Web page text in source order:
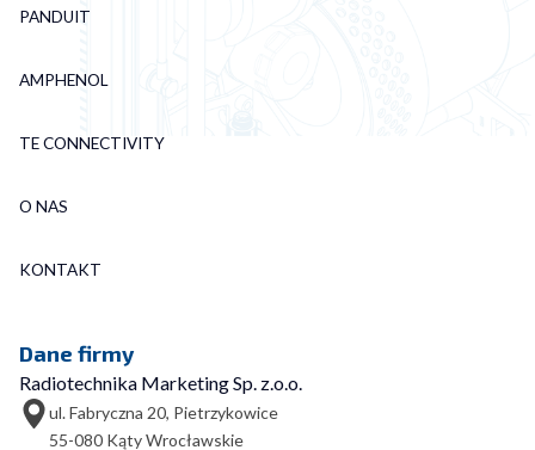
PANDUIT
AMPHENOL
TE CONNECTIVITY
O NAS
KONTAKT
Dane firmy
Radiotechnika Marketing Sp. z.o.o.
ul. Fabryczna 20, Pietrzykowice
55-080 Kąty Wrocławskie